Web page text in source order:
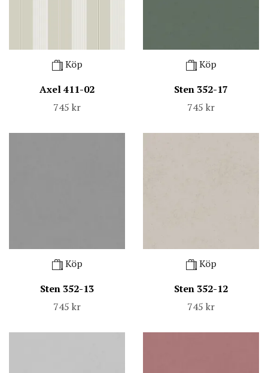
Köp
Axel 411-02
745 kr
Köp
Sten 352-17
745 kr
Köp
Sten 352-13
745 kr
Köp
Sten 352-12
745 kr